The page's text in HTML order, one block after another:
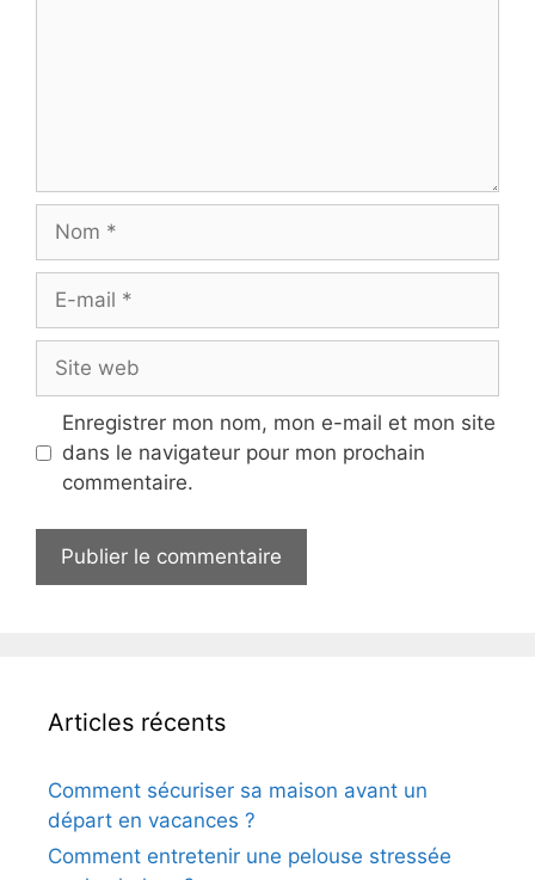
Nom
Site
web
Enregistrer mon nom, mon e-mail et mon site
dans le navigateur pour mon prochain
commentaire.
Articles récents
Comment sécuriser sa maison avant un
départ en vacances ?
Comment entretenir une pelouse stressée